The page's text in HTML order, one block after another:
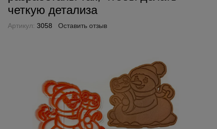
четкую детализа
Артикул: 3058 Оставить отзыв